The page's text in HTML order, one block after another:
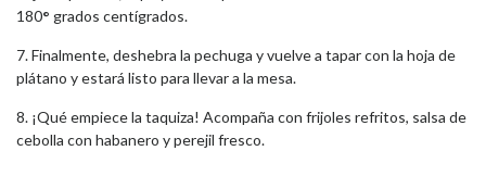
180° grados centígrados.
7. Finalmente, deshebra la pechuga y vuelve a tapar con la hoja de
plátano y estará listo para llevar a la mesa.
8. ¡Qué empiece la taquiza! Acompaña con frijoles refritos, salsa de
cebolla con habanero y perejil fresco.